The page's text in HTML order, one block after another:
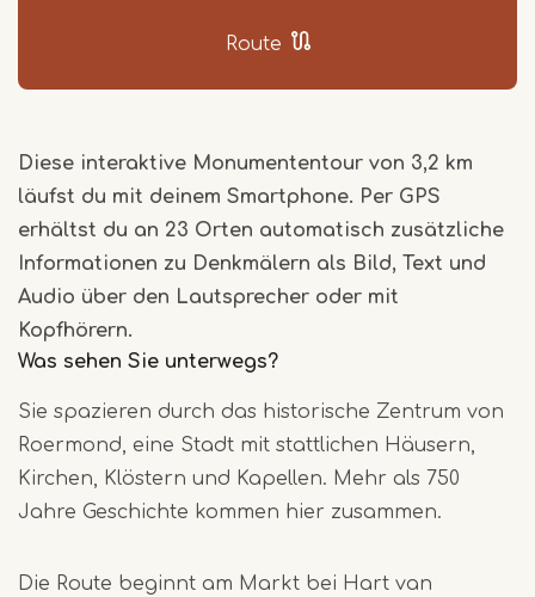
Route
Diese interaktive Monumententour von 3,2 km
läufst du mit deinem Smartphone. Per GPS
erhältst du an 23 Orten automatisch zusätzliche
Informationen zu Denkmälern als Bild, Text und
Audio über den Lautsprecher oder mit
Kopfhörern.
Was sehen Sie unterwegs?
Sie spazieren durch das historische Zentrum von
Roermond, eine Stadt mit stattlichen Häusern,
Kirchen, Klöstern und Kapellen. Mehr als 750
Jahre Geschichte kommen hier zusammen.
Die Route beginnt am Markt bei Hart van